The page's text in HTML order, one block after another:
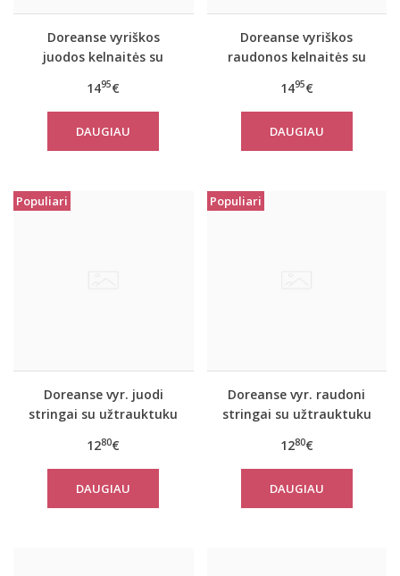
Doreanse vyriškos
juodos kelnaitės su
1495€
DAUGIAU
Doreanse vyriškos
raudonos kelnaitės su
1495€
DAUGIAU
Populiari
Doreanse vyr. juodi
stringai su užtrauktuku
1280€
DAUGIAU
Populiari
Doreanse vyr. raudoni
stringai su užtrauktuku
1280€
DAUGIAU